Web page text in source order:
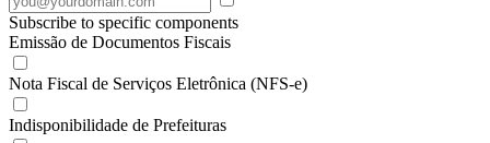
Subscribe to specific components
Emissão de Documentos Fiscais
Nota Fiscal de Serviços Eletrônica (NFS-e)
Indisponibilidade de Prefeituras